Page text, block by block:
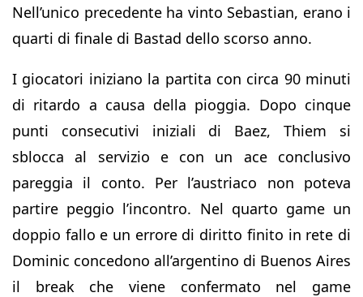
Nell’unico precedente ha vinto Sebastian, erano i
quarti di finale di Bastad dello scorso anno.
I giocatori iniziano la partita con circa 90 minuti
di ritardo a causa della pioggia. Dopo cinque
punti consecutivi iniziali di Baez, Thiem si
sblocca al servizio e con un ace conclusivo
pareggia il conto. Per l’austriaco non poteva
partire peggio l’incontro. Nel quarto game un
doppio fallo e un errore di diritto finito in rete di
Dominic concedono all’argentino di Buenos Aires
il break che viene confermato nel game